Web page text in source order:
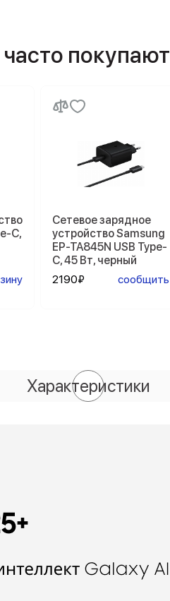
покупают
C,
Сетевое зарядное
устройство Samsung
EP-TA845N USB Type-
C, 45 Вт, черный
2190₽
сообщить
Характеристики